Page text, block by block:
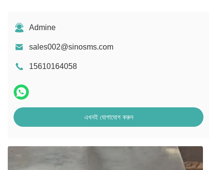
Admine
sales002@sinosms.com
15610164058
এখনই যোগাযোগ করুন